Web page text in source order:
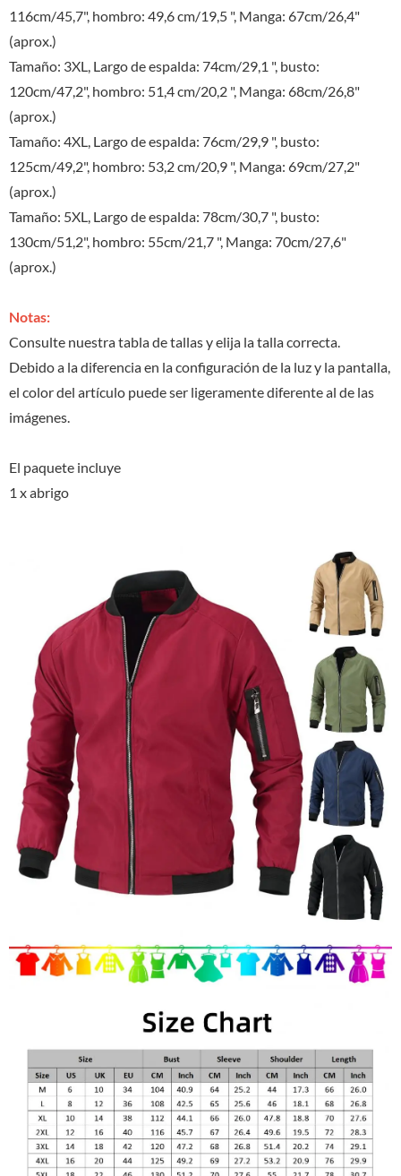
116cm/45,7", hombro: 49,6 cm/19,5 ", Manga: 67cm/26,4"
(aprox.)
Tamaño: 3XL, Largo de espalda: 74cm/29,1 ", busto:
120cm/47,2", hombro: 51,4 cm/20,2 ", Manga: 68cm/26,8"
(aprox.)
Tamaño: 4XL, Largo de espalda: 76cm/29,9 ", busto:
125cm/49,2", hombro: 53,2 cm/20,9 ", Manga: 69cm/27,2"
(aprox.)
Tamaño: 5XL, Largo de espalda: 78cm/30,7 ", busto:
130cm/51,2", hombro: 55cm/21,7 ", Manga: 70cm/27,6"
(aprox.)
Notas:
Consulte nuestra tabla de tallas y elija la talla correcta.
Debido a la diferencia en la configuración de la luz y la pantalla,
el color del artículo puede ser ligeramente diferente al de las
imágenes.
El paquete incluye
1 x abrigo